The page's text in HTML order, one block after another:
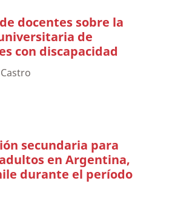
docentes sobre la
de
con discapacidad
secundaria para
en Argentina,
durante el período